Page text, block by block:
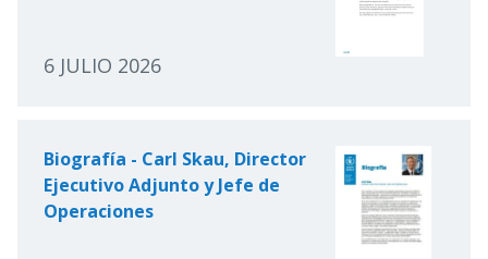
6 JULIO 2026
Biografía - Carl Skau, Director
Ejecutivo Adjunto y Jefe de
Operaciones